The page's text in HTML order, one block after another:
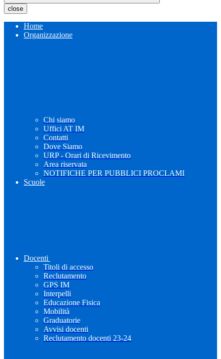
close
Home
Organizzazione
Chi siamo
Uffici AT IM
Contatti
Dove Siamo
URP - Orari di Ricevimento
Area riservata
NOTIFICHE PER PUBBLICI PROCLAMI
Scuole
Docenti
Titoli di accesso
Reclutamento
GPS IM
Interpelli
Educazione Fisica
Mobilità
Graduatorie
Avvisi docenti
Reclutamento docenti 23-24